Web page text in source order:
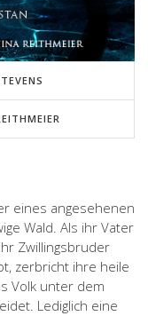
eines angesehenen
Wald. Als ihr Vater
Zwillingsbruder
zerbricht ihre heile
Volk unter dem
Lediglich eine